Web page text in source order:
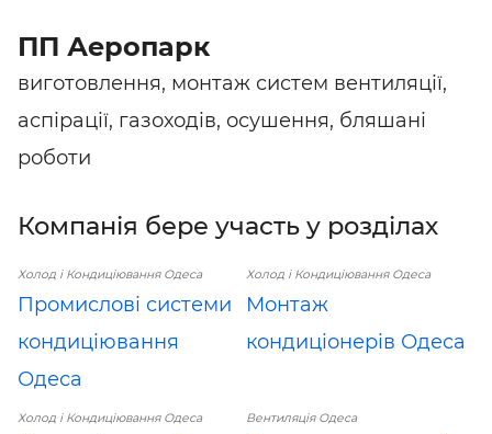
ПП Аеропарк
виготовлення, монтаж систем вентиляції,
аспірації, газоходів, осушення, бляшані
роботи
Компанія бере участь у розділах
Холод і Кондиціювання Одеса
Промислові системи
кондиціювання
Одеса
Холод і Кондиціювання Одеса
Монтаж
кондиціонерів Одеса
Холод і Кондиціювання Одеса Вентиляція Одеса